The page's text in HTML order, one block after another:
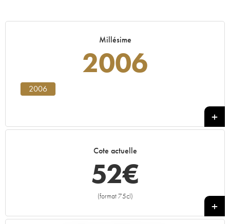
Millésime
2006
2006
Cote actuelle
52€
(format 75cl)
+